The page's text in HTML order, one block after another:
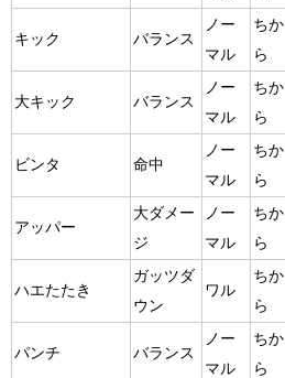
キック バランス
ノー
マル
ちか
ら
大キック バランス
ノー
マル
ちか
ら
ビンタ 命中
ノー
マル
ちか
ら
アッパー
大ダメー
ジ
ノー
マル
ちか
ら
ハエたたき
ガッツダ
ウン
ワル
ちか
ら
パンチ バランス
ノー
マル
ちか
ら